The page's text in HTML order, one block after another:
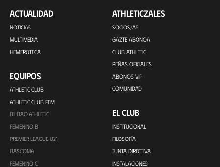
ACTUALIDAD
NOTICIAS
MULTIMEDIA
HEMEROTECA
EQUIPOS
ATHLETIC CLUB
ATHLETIC CLUB FEM
BILBAO ATHLETIC
FEMENINO B
PREMIER LEAGUE U21
BASCONIA
FEMENINO C
ATHLETICZALES
SOCIOS/AS
GAZTE ABONOA
CLUB ATHLETIC
PEÑAS OFICIALES
ABONOS VIP
COMUNIDAD
EL CLUB
INSTITUCIONAL
FILOSOFÍA
JUNTA DIRECTIVA
INSTALACIONES